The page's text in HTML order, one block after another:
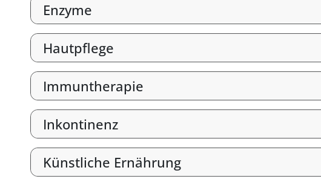
Enzyme
Hautpflege
Immuntherapie
Inkontinenz
Künstliche Ernährung